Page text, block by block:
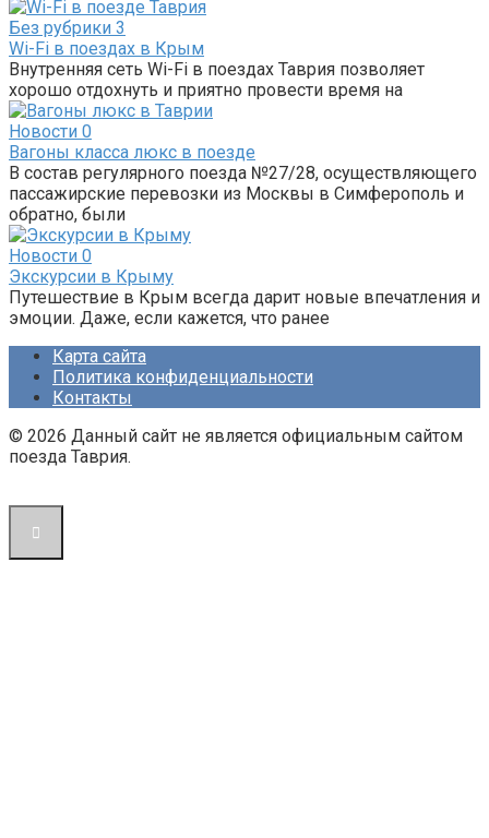
Без рубрики 3
Wi-Fi в поездах в Крым
Внутренняя сеть Wi-Fi в поездах Таврия позволяет
хорошо отдохнуть и приятно провести время на
Новости 0
Вагоны класса люкс в поезде
В состав регулярного поезда №27/28, осуществляющего
пассажирские перевозки из Москвы в Симферополь и
обратно, были
Новости 0
Экскурсии в Крыму
Путешествие в Крым всегда дарит новые впечатления и
эмоции. Даже, если кажется, что ранее
Карта сайта
Политика конфиденциальности
Контакты
© 2026 Данный сайт не является официальным сайтом
поезда Таврия.